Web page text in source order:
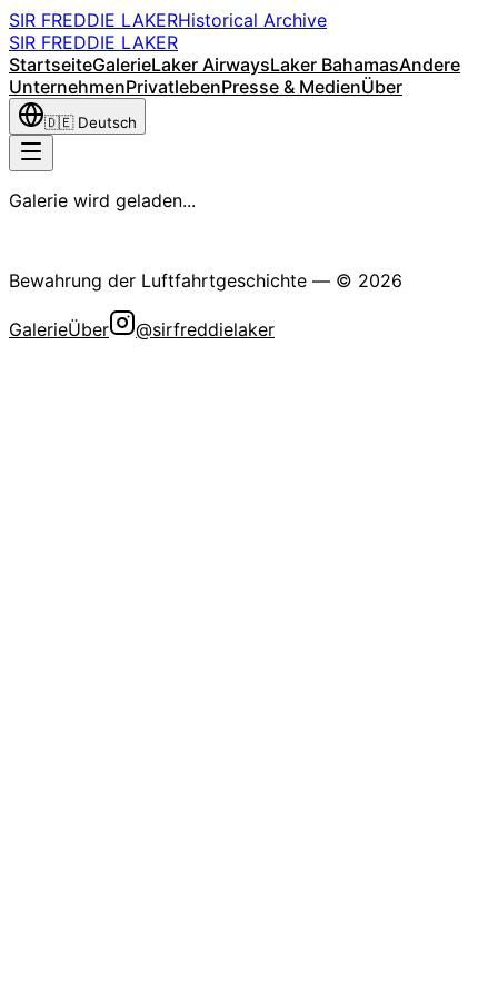
SIR FREDDIE LAKERHistorical Archive
SIR FREDDIE LAKER
StartseiteGalerieLaker AirwaysLaker BahamasAndere
UnternehmenPrivatlebenPresse & MedienÜber
🇩🇪 Deutsch
Galerie wird geladen...
Bewahrung der Luftfahrtgeschichte — © 2026
GalerieÜber @sirfreddielaker